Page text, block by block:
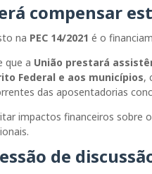
compensar
na PEC 14/2021 é o
que a União prestará
Federal e aos municípios,
das aposentadorias
impactos financeiros sobre
de